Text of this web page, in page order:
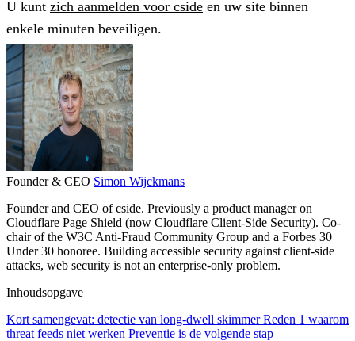
U kunt zich aanmelden voor cside en uw site binnen
enkele minuten beveiligen.
Founder & CEO Simon Wijckmans
Founder and CEO of cside. Previously a product manager on
Cloudflare Page Shield (now Cloudflare Client-Side Security). Co-
chair of the W3C Anti-Fraud Community Group and a Forbes 30
Under 30 honoree. Building accessible security against client-side
attacks, web security is not an enterprise-only problem.
Inhoudsopgave
Kort samengevat: detectie van long-dwell skimmerReden 1 waarom
threat feeds niet werken Preventie is de volgende stap